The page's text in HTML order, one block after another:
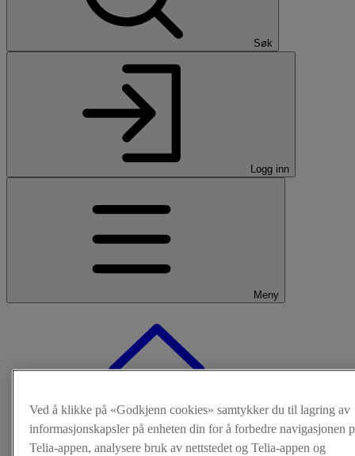
Søk
Logg inn
Meny
Forsiden
/
Ved å klikke på «Godkjenn cookies» samtykker du til lagring av
informasjonskapsler på enheten din for å forbedre navigasjonen
Telia-appen, analysere bruk av nettstedet og Telia-appen og